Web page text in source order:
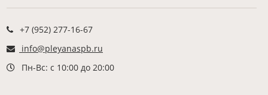
+7 (952) 277-16-67
info@pleyanaspb.ru
Пн-Вс: с 10:00 до 20:00